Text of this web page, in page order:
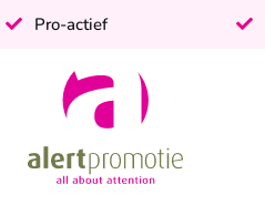
Pro-actief